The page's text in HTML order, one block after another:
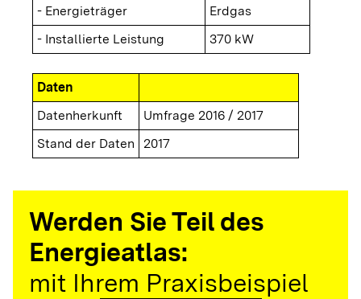
- Energieträger
Erdgas
- Installierte Leistung
370 kW
Daten
Datenherkunft
Umfrage 2016 / 2017
Stand der Daten
2017
Werden Sie Teil des
Energieatlas:
mit Ihrem Praxisbeispiel